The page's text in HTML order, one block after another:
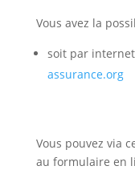
Vous avez la
soit par
assurance.org
Vous pouvez via
au formulaire en